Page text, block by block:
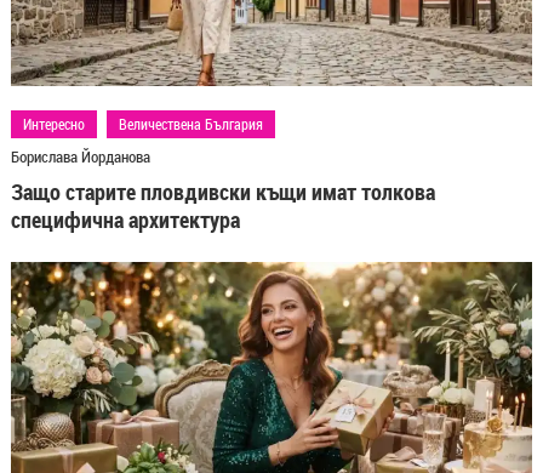
Интересно Величествена България
Борислава Йорданова
Защо старите пловдивски къщи имат толкова
специфична архитектура